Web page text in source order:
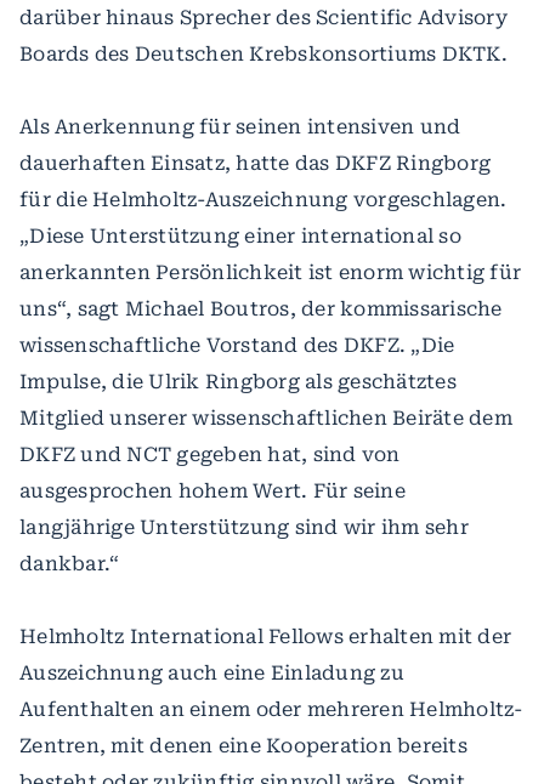
darüber hinaus Sprecher des Scientific Advisory
Boards des Deutschen Krebskonsortiums DKTK.
Als Anerkennung für seinen intensiven und
dauerhaften Einsatz, hatte das DKFZ Ringborg
für die Helmholtz-Auszeichnung vorgeschlagen.
„Diese Unterstützung einer international so
anerkannten Persönlichkeit ist enorm wichtig für
uns“, sagt Michael Boutros, der kommissarische
wissenschaftliche Vorstand des DKFZ. „Die
Impulse, die Ulrik Ringborg als geschätztes
Mitglied unserer wissenschaftlichen Beiräte dem
DKFZ und NCT gegeben hat, sind von
ausgesprochen hohem Wert. Für seine
langjährige Unterstützung sind wir ihm sehr
dankbar.“
Helmholtz International Fellows erhalten mit der
Auszeichnung auch eine Einladung zu
Aufenthalten an einem oder mehreren Helmholtz-
Zentren, mit denen eine Kooperation bereits